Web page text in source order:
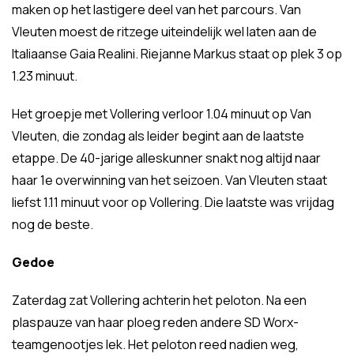
maken op het lastigere deel van het parcours. Van
Vleuten moest de ritzege uiteindelijk wel laten aan de
Italiaanse Gaia Realini. Riejanne Markus staat op plek 3 op
1.23 minuut.
Het groepje met Vollering verloor 1.04 minuut op Van
Vleuten, die zondag als leider begint aan de laatste
etappe. De 40-jarige alleskunner snakt nog altijd naar
haar 1e overwinning van het seizoen. Van Vleuten staat
liefst 1.11 minuut voor op Vollering. Die laatste was vrijdag
nog de beste.
Gedoe
Zaterdag zat Vollering achterin het peloton. Na een
plaspauze van haar ploeg reden andere SD Worx-
teamgenootjes lek. Het peloton reed nadien weg,